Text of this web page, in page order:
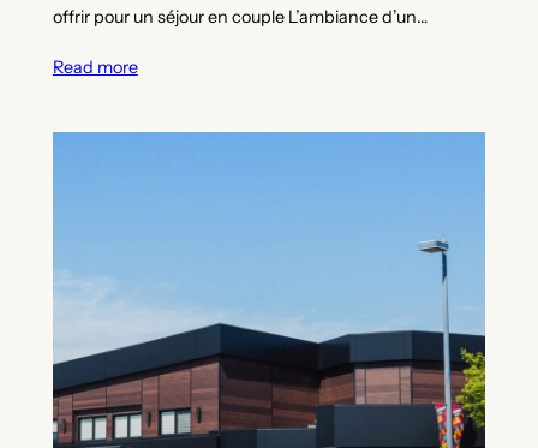
offrir pour un séjour en couple L’ambiance d’un…
Read more